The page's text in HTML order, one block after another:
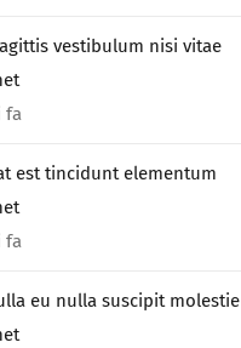
vestibulum nisi vitae
fa
est tincidunt elementum
fa
eu nulla suscipit molestie